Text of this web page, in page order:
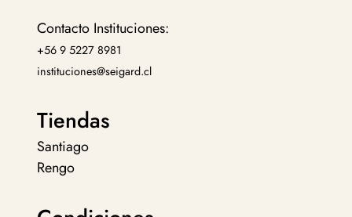
Contacto Instituciones:
+56 9 5227 8981
instituciones@seigard.cl
Tiendas
Santiago
Rengo